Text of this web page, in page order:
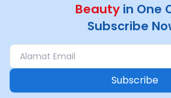
Beauty in One
Subscribe
Subscribe